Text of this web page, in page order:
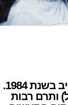
ותרם רבות